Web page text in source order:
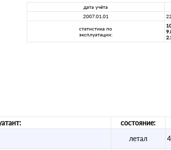
дата учёта
2007.01.01
статистика по
эксплуатации:
состояние:
летал